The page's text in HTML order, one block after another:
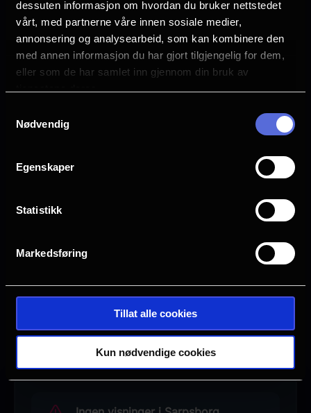
dessuten informasjon om hvordan du bruker nettstedet
vårt, med partnerne våre innen sosiale medier,
annonsering og analysearbeid, som kan kombinere den
med annen informasjon du har gjort tilgjengelig for dem,
eller som de har samlet inn gjennom din bruk av
Nødvendig
Egenskaper
Statistikk
Markedsføring
Tillat alle cookies
Kun nødvendige cookies
Se galleri
Rollebesetning
Marte Engebrigtsen
Per Kjerstad
Esben Smed
Danica Curcic
Se mer
trace of sentimentality, the film is a mirror
in which we see ourselves with
devastating clarity”
(Stellan Skarsgård, Andrea Bræin Hovig)
mer enn 30 land og var short listed til